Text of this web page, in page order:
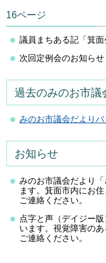
16ページ
議員まちある記「箕面
次回定例会のお知ら
過去のみのお市議
みのお市議会だより
お知らせ
みのお市議会だより
ます。箕面市内にお
ご連絡ください。
点字と声（デイジー
います。視覚障害の
ご連絡ください。